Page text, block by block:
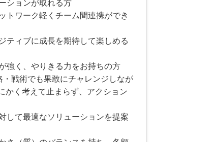
ションが取れる方
トワーク軽くチーム間連携ができ
ティブに成長を期待して楽しめる
強く、やりきる力をお持ちの方
・戦術でも果敢にチャレンジしなが
かく考えて止まらず、アクション
して最適なソリューションを提案